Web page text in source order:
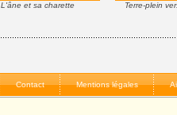
L'âne et sa charette Terre-plein
Contact Mentions légales